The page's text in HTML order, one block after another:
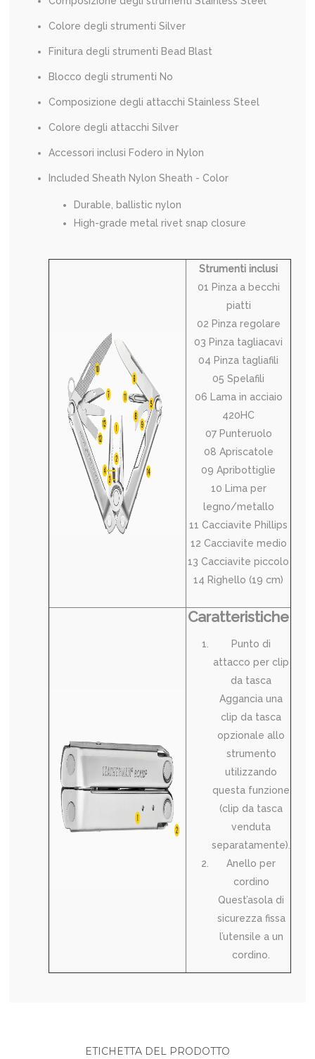
Colore degli strumenti Silver
Finitura degli strumenti Bead Blast
Blocco degli strumenti No
Composizione degli attacchi Stainless Steel
Colore degli attacchi Silver
Accessori inclusi Fodero in Nylon
Included Sheath Nylon Sheath - Color
Durable, ballistic nylon
High-grade metal rivet snap closure
Strumenti inclusi
01 Pinza a becchi
piatti
02 Pinza regolare
03 Pinza tagliacavi
04 Pinza tagliafili
05 Spelafili
06 Lama in acciaio
420HC
07 Punteruolo
08 Apriscatole
09 Apribottiglie
10 Lima per
legno/metallo
11 Cacciavite Phillips
12 Cacciavite medio
13 Cacciavite piccolo
14 Righello (19 cm)
Caratteristiche
Punto di
attacco per clip
da tasca
Aggancia una
clip da tasca
opzionale allo
strumento
utilizzando
questa funzione
(clip da tasca
venduta
separatamente).
Anello per
cordino
Quest’asola di
sicurezza fissa
l’utensile a un
cordino.
ETICHETTA DEL PRODOTTO